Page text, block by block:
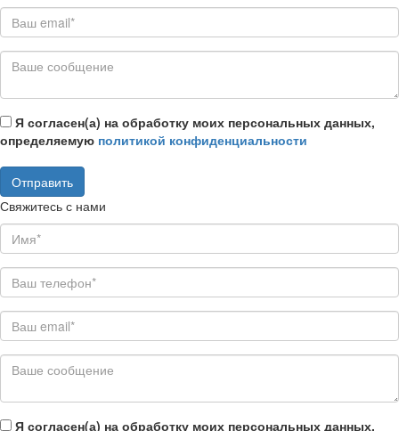
Я согласен(а) на обработку моих персональных данных,
определяемую политикой конфиденциальности
Свяжитесь с нами
Я согласен(а) на обработку моих персональных данных,